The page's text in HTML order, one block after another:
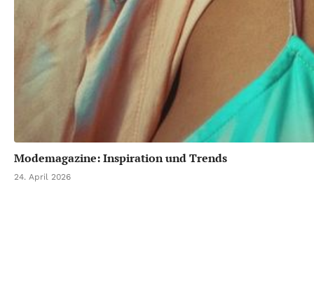
Modemagazine: Inspiration und Trends
24. April 2026